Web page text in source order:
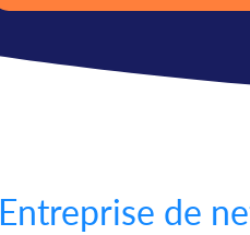
Entreprise de